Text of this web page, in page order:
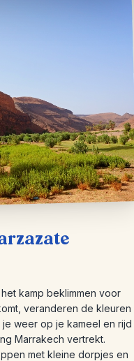
kamp beklimmen voor
veranderen de kleuren
weer op je kameel en rijd
Marrakech vertrekt.
met kleine dorpjes en